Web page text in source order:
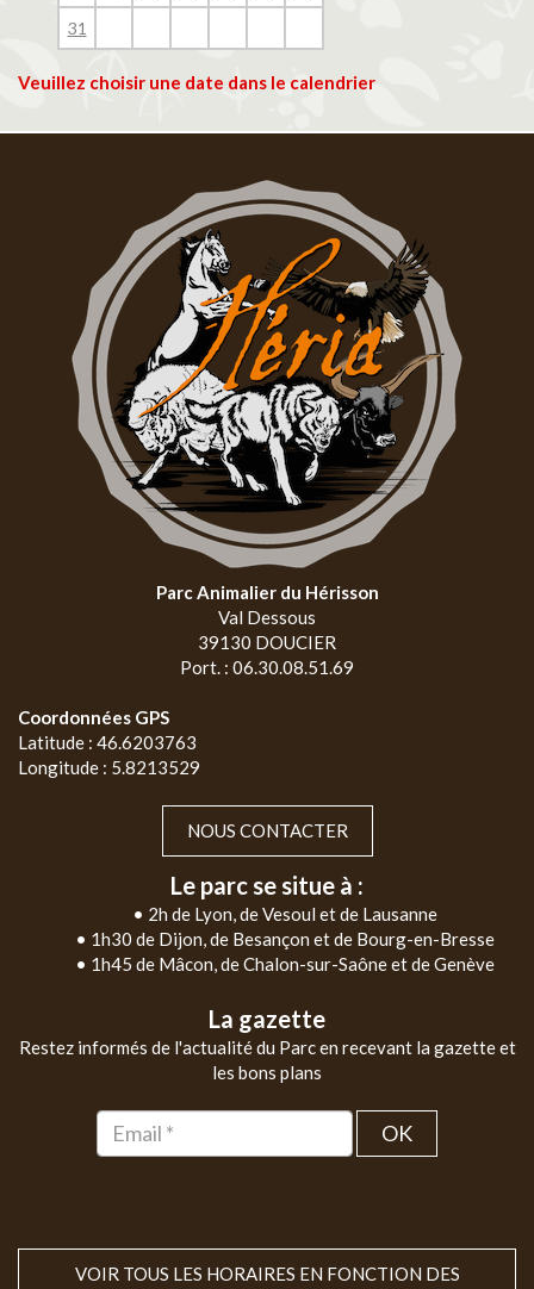
31
Veuillez choisir une date dans le calendrier
Parc Animalier du Hérisson
Val Dessous
39130 DOUCIER
Port. : 06.30.08.51.69
Coordonnées GPS
Latitude : 46.6203763
Longitude : 5.8213529
NOUS CONTACTER
Le parc se situe à :
• 2h de Lyon, de Vesoul et de Lausanne
• 1h30 de Dijon, de Besançon et de Bourg-en-Bresse
• 1h45 de Mâcon, de Chalon-sur-Saône et de Genève
La gazette
Restez informés de l'actualité du Parc en recevant la gazette et
les bons plans
OK
VOIR TOUS LES HORAIRES EN FONCTION DES